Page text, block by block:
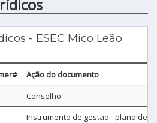
- ESEC Mico Leão
Ação do documento
Conselho
Instrumento de gestão - plano de